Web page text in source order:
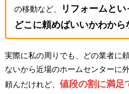
の移動など、
リフォームと
どこに頼めばいいかわから
実際に私の周りでも、どの業者に
ないから近場のホームセンターに
頼んだけれど、 値段の割に満足